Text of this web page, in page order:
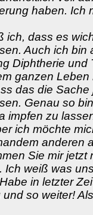
haben. Ich
ich, dass es
Auch ich
Diphtherie und
ganzen
das die
Genau so
impfen zu
ich möchte
anderen
Sie mir
Ich weiß was
in letzter
so weiter!